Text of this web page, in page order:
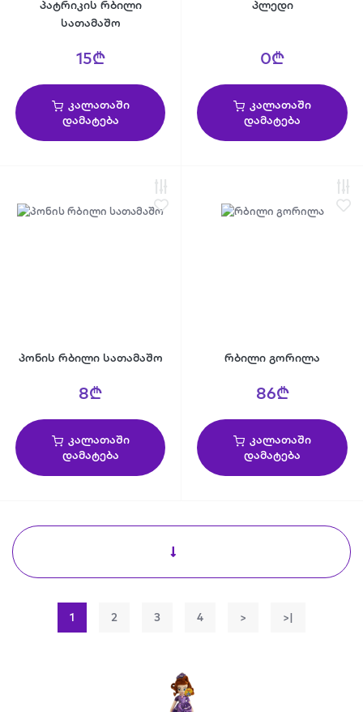
პატრიკის რბილი
სათამაშო
15₾
კალათაში
დამატება
პლედი
0₾
კალათაში
დამატება
პონის რბილი სათამაშო
8₾
კალათაში
დამატება
რბილი გორილა
86₾
კალათაში
დამატება
1 2 3 4 > >|